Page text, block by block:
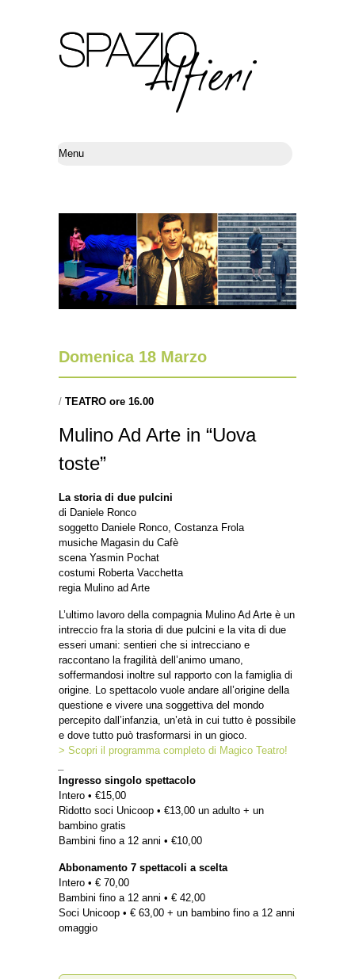
Domenica 18 Marzo
/ TEATRO ore 16.00
Mulino Ad Arte in “Uova
toste”
La storia di due pulcini
di Daniele Ronco
soggetto Daniele Ronco, Costanza Frola
musiche Magasin du Cafè
scena Yasmin Pochat
costumi Roberta Vacchetta
regia Mulino ad Arte
L’ultimo lavoro della compagnia Mulino Ad Arte è un
intreccio fra la storia di due pulcini e la vita di due
esseri umani: sentieri che si intrecciano e
raccontano la fragilità dell’animo umano,
soffermandosi inoltre sul rapporto con la famiglia di
origine. Lo spettacolo vuole andare all’origine della
questione e vivere una soggettiva del mondo
percepito dall’infanzia, un’età in cui tutto è possibile
e dove tutto può trasformarsi in un gioco.
> Scopri il programma completo di Magico Teatro!
Ingresso singolo spettacolo
Intero • €15,00
Ridotto soci Unicoop • €13,00 un adulto + un
bambino gratis
Bambini fino a 12 anni • €10,00
Abbonamento 7 spettacoli a scelta
Intero • € 70,00
Bambini fino a 12 anni • € 42,00
Soci Unicoop • € 63,00 + un bambino fino a 12 anni
omaggio